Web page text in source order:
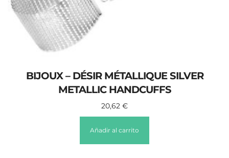
BIJOUX – DÉSIR MÉTALLIQUE SILVER
METALLIC HANDCUFFS
20,62 €
Añadir al carrito